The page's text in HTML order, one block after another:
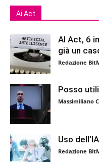
Ai Act
AI Act, 6
già un
Redazione
Posso
Massimiliano
Uso
Redazione